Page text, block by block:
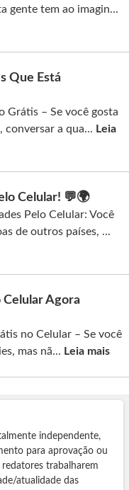
gente tem ao imagin...
Que Está
Grátis – Se você gosta
conversar a qua... Leia
Celular! 💬🌍
Pelo Celular: Você
de outros países, ...
Agora
no Celular – Se você
mas nã... Leia mais
independente,
para aprovação ou
redatores trabalharem
atualidade das